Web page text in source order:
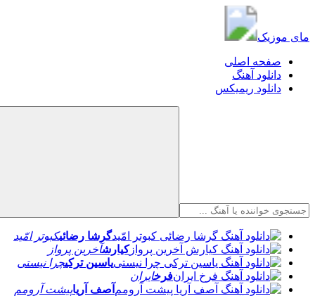
مای موزیک
صفحه اصلی
دانلود آهنگ
دانلود ریمیکس
گرشا رضائیکبوتر امّید
کیارشآخرین پرواز
یاسین ترکیچرا نیستی
فرخایران
آصف آریاپیشت آرومم